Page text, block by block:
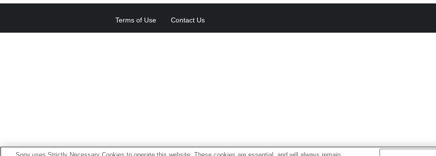
Terms of Use Contact Us